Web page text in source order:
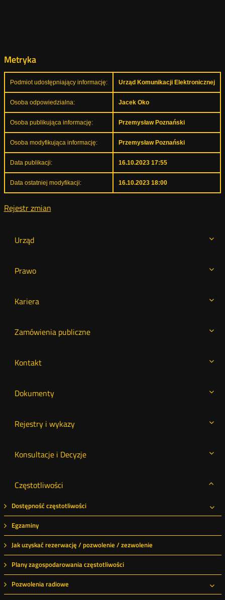
Urząd
Prawo
Kariera
Zamówienia publiczne
Kontakt
Dokumenty
Rejestry i wykazy
Konsultacje i Decyzje
Częstotliwości
Dostępność częstotliwości
Egzaminy
Jak uzyskać rezerwację / pozwolenie / zezwolenie
Plany zagospodarowania częstotliwości
Pozwolenia radiowe
Metryka
Podmiot udostępniający informację: Urząd Komunikacji Elektronicznej
Osoba odpowiedzialna: Jacek Oko
Osoba publikująca informację: Przemysław Poznański
Osoba modyfikująca informację: Przemysław Poznański
Data publikacji: 16.10.2023 17:55
Data ostatniej modyfikacji: 16.10.2023 18:00
Rejestr zmian